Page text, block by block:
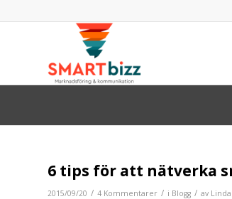
6 tips för att nätverka
2015/09/20 / 4 Kommentarer / i Blogg / av